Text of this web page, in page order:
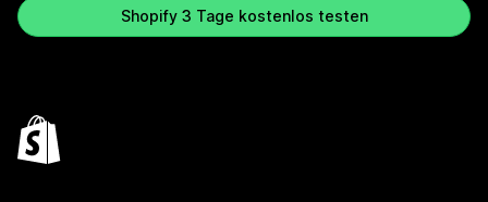
Shopify 3 Tage kostenlos testen